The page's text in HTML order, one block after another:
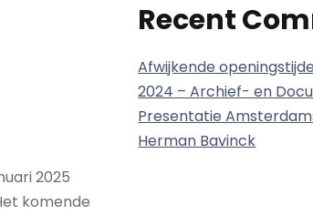
2025
komende
Recent
Afwijkende
2024 – Archief- en
Presentatie
Herman Bavinck